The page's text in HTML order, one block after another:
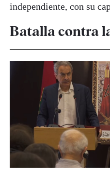
independiente, con su
Batalla contra